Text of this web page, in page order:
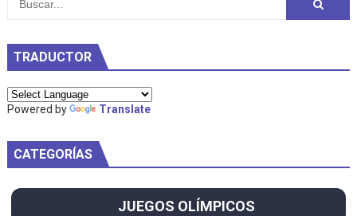
TRADUCTOR
Powered by Translate
CATEGORÍAS
JUEGOS OLÍMPICOS